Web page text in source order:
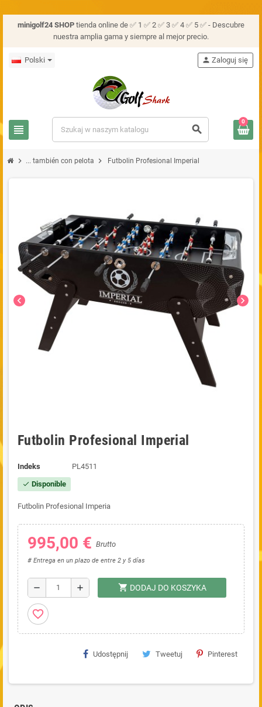
minigolf24 SHOP tienda online de ✅ 1 ✅ 2 ✅ 3 ✅ 4 ✅ 5 ✅ - Descubre
nuestra amplia gama y siempre al mejor precio.
Polski
view_headline search
person Zaloguj się
0
chevron_right ... también con pelota chevron_right Futbolin Profesional Imperial
chevron_left chevron_right
Futbolin Profesional Imperial
Indeks PL4511
check Disponible
Futbolin Profesional Imperia
995,00 € Brutto
# Entrega en un plazo de entre 2 y 5 días
remove add shopping_cart DODAJ DO KOSZYKA
favorite_border
Udostępnij Tweetuj Pinterest